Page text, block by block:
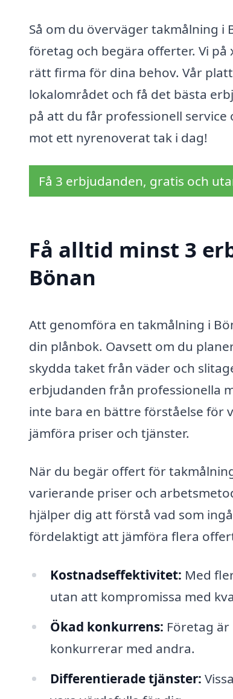
Så om du överväger takmålning
företag och begära offerter. Vi
rätt firma för dina behov. Vår
lokalområdet och få det bästa
på att du får professionell
mot ett nyrenoverat tak i dag!
Få 3 erbjudanden, gratis och
Få alltid minst 3
Bönan
Att genomföra en takmålning i
din plånbok. Oavsett om du
skydda taket från väder och
erbjudanden från professionella
inte bara en bättre förståelse för
jämföra priser och tjänster.
När du begär offert för
varierande priser och
hjälper dig att förstå vad som
fördelaktigt att jämföra flera
Kostnadseffektivitet: Med
utan att kompromissa med
Ökad konkurrens: Företag
konkurrerar med andra.
Differentierade tjänster: